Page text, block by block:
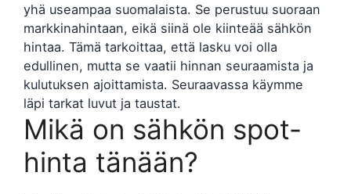
yhä useampaa suomalaista. Se perustuu suoraan
markkinahintaan, eikä siinä ole kiinteää sähkön
hintaa. Tämä tarkoittaa, että lasku voi olla
edullinen, mutta se vaatii hinnan seuraamista ja
kulutuksen ajoittamista. Seuraavassa käymme
läpi tarkat luvut ja taustat.
Mikä on sähkön spot-
hinta tänään?